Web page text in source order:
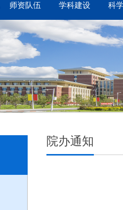
师资队伍 学科建设 科
院办通知